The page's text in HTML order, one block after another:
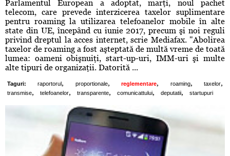
Parlamentul European a adoptat, marţi, noul pachet
telecom, care prevede interzicerea taxelor suplimentare
pentru roaming la utilizarea telefoanelor mobile în alte
state din UE, începând cu iunie 2017, precum şi noi reguli
privind dreptul la acces internet, scrie Mediafax. "Abolirea
taxelor de roaming a fost aşteptată de multă vreme de toată
lumea: oameni obişnuiţi, start-up-uri, IMM-uri şi multe
alte tipuri de organizaţii. Datorită ...
Taguri: raportorul , proportionale, reglementare, roaming, taxelor,
transmise, telefoanelor, transparente, comunicattului, deputatii, startupuri